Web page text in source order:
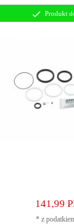
Produkt
141,99
*z